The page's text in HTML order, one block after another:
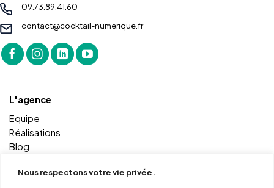
Nous respectons votre vie privée.
09.73.89.41.60
contact@cocktail-numerique.fr
L'agence
Equipe
Réalisations
Blog